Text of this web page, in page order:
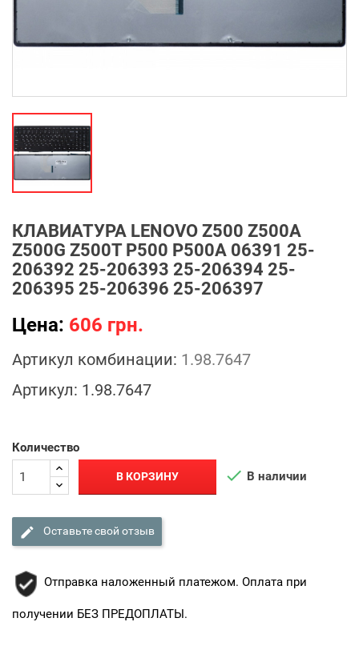
КЛАВИАТУРА LENOVO Z500 Z500A
Z500G Z500T P500 P500A 06391 25-
206392 25-206393 25-206394 25-
206395 25-206396 25-206397
Цена: 606 грн.
Артикул комбинации: 1.98.7647
Артикул: 1.98.7647
Количество
В КОРЗИНУ  В наличии
Оставьте свой отзыв
Отправка наложенный платежом. Оплата при
получении БЕЗ ПРЕДОПЛАТЫ.